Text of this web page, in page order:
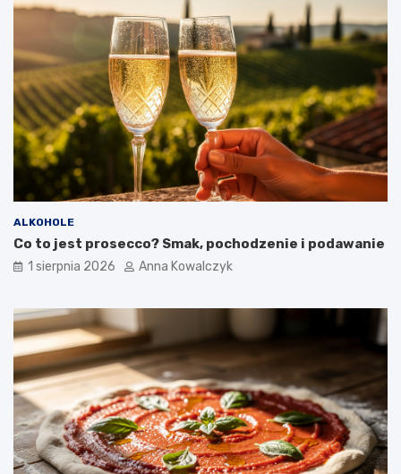
ALKOHOLE
Co to jest prosecco? Smak, pochodzenie i podawanie
1 sierpnia 2026 Anna Kowalczyk